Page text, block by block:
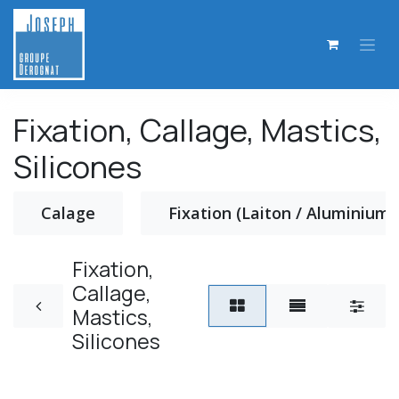
Se rendre au contenu
Fixation, Callage, Mastics,
Silicones
Calage Fixation (Laiton / Aluminium)
Fixation,
Callage,
Mastics,
Silicones